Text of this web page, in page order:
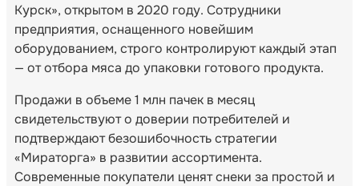
Курск», открытом в 2020 году. Сотрудники
предприятия, оснащенного новейшим
оборудованием, строго контролируют каждый этап
— от отбора мяса до упаковки готового продукта.
Продажи в объеме 1 млн пачек в месяц
свидетельствуют о доверии потребителей и
подтверждают безошибочность стратегии
«Мираторга» в развитии ассортимента.
Современные покупатели ценят снеки за простой и